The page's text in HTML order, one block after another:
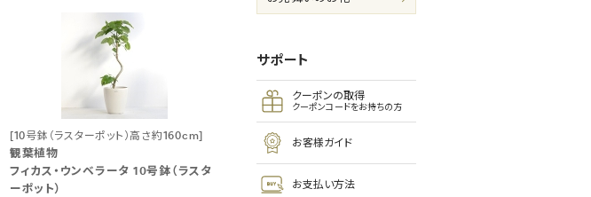
[10号鉢（ラスターポット）高さ約160cm]
観葉植物
フィカス・ウンベラータ 10号鉢（ラスタ
ーポット）
サポート
クーポンの取得
クーポンコードをお持ちの方
お客様ガイド
お支払い方法